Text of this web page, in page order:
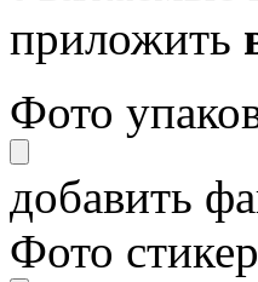
приложить
Фото
добавить
Фото